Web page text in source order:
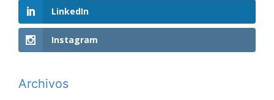
LinkedIn
Instagram
Archivos